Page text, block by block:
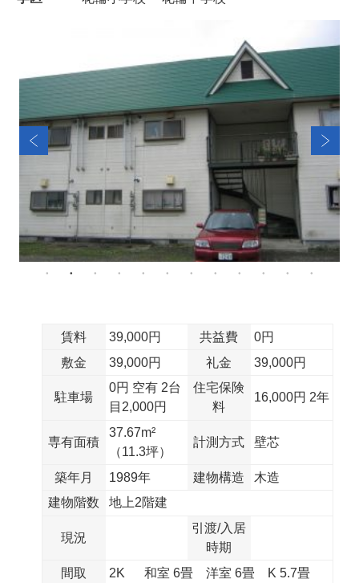
賃料 39,000円 共益費
0円
敷金
39,000円 礼金 39,000円
駐車場
0円 空有 2台
目2,000円
住宅保険
料
16,000円 2年
専有面積
37.67m²
（11.3坪）
計測方式 壁芯
築年月 1989年 建物構造
木造
建物階数
地上2階建
現況
引渡/入居
時期
間取
2K 和室 6畳 洋室 6畳 K 5.7畳